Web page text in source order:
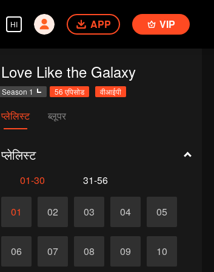
HI APP VIP
Love Like the Galaxy
Season 1 56 एपिसोड वीआईपी
प्लेलिस्ट ब्लूपर
प्लेलिस्ट
01-30 31-56
01 02 03 04 05
06 07 08 09 10